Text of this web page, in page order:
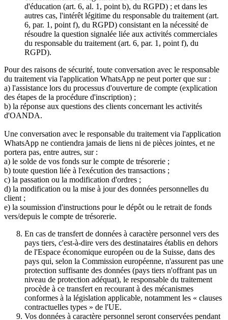
d'éducation (art. 6, al. 1, point b), du RGPD) ; et dans les
autres cas, l'intérêt légitime du responsable du traitement (art.
6, par. 1, point f), du RGPD) consistant en la nécessité de
résoudre la question signalée liée aux activités commerciales
du responsable du traitement (art. 6, par. 1, point f), du
RGPD).
Pour des raisons de sécurité, toute conversation avec le responsable
du traitement via l'application WhatsApp ne peut porter que sur :
a) l'assistance lors du processus d'ouverture de compte (explication
des étapes de la procédure d'inscription) ;
b) la réponse aux questions des clients concernant les activités
d'OANDA.
Une conversation avec le responsable du traitement via l'application
WhatsApp ne contiendra jamais de liens ni de pièces jointes, et ne
portera pas, entre autres, sur :
a) le solde de vos fonds sur le compte de trésorerie ;
b) toute question liée à l'exécution des transactions ;
c) la passation ou la modification d'ordres ;
d) la modification ou la mise à jour des données personnelles du
client ;
e) la soumission d'instructions pour le dépôt ou le retrait de fonds
vers/depuis le compte de trésorerie.
En cas de transfert de données à caractère personnel vers des
pays tiers, c'est-à-dire vers des destinataires établis en dehors
de l'Espace économique européen ou de la Suisse, dans des
pays qui, selon la Commission européenne, n'assurent pas une
protection suffisante des données (pays tiers n'offrant pas un
niveau de protection adéquat), le responsable du traitement
procède à ce transfert en recourant à des mécanismes
conformes à la législation applicable, notamment les « clauses
contractuelles types » de l'UE.
Vos données à caractère personnel seront conservées pendant